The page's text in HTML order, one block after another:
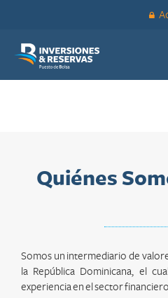
Quiénes
Somos un intermediario de
la República Dominicana, el
experiencia en el sector